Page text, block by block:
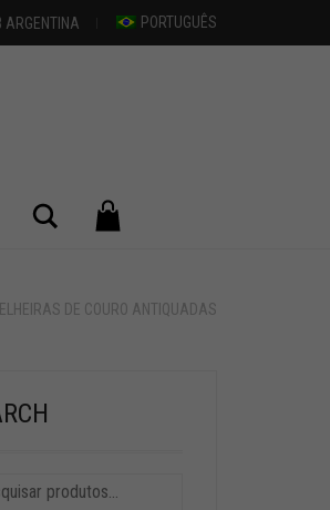
ARGENTINA PORTUGUÊS
Pesquisar
DE COURO ANTIQUADAS